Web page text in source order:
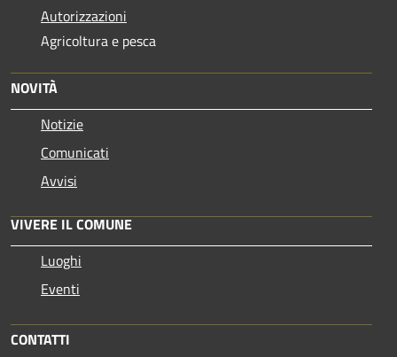
Autorizzazioni
Agricoltura e pesca
NOVITÀ
Notizie
Comunicati
Avvisi
VIVERE IL COMUNE
Luoghi
Eventi
CONTATTI